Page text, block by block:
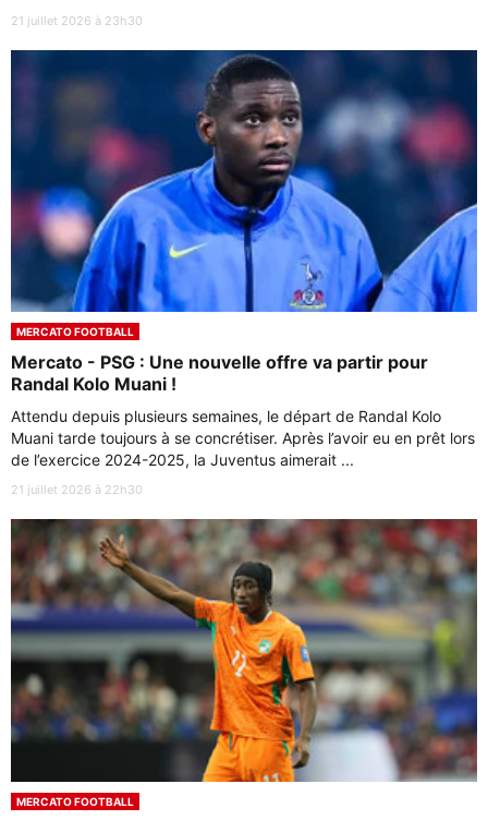
21 juillet 2026 à 23h30
MERCATO FOOTBALL
Mercato - PSG : Une nouvelle offre va partir pour
Randal Kolo Muani !
Attendu depuis plusieurs semaines, le départ de Randal Kolo
Muani tarde toujours à se concrétiser. Après l’avoir eu en prêt lors
de l’exercice 2024-2025, la Juventus aimerait ...
21 juillet 2026 à 22h30
MERCATO FOOTBALL